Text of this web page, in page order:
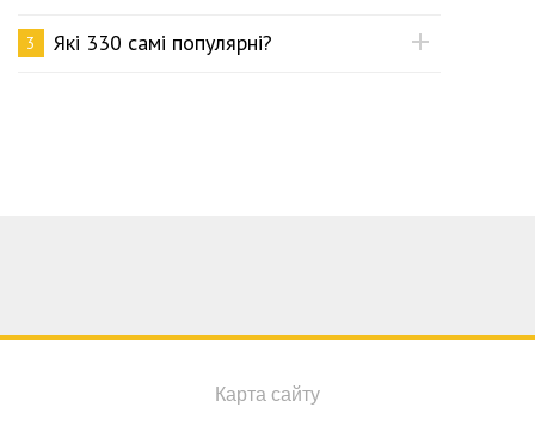
3 Які 330 самі популярні?
Карта сайту